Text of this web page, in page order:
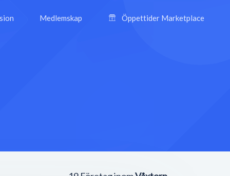
Medlemskap Öppettider Marketplace